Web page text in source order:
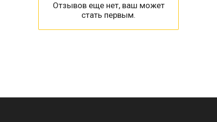
Отзывов еще нет, ваш может
стать первым.